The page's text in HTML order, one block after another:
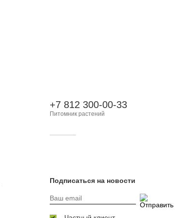
+7 812 300-00-33
Питомник растений
Подписаться на новости